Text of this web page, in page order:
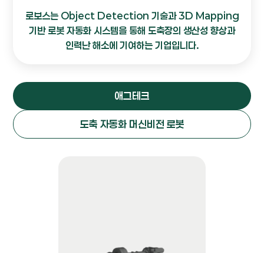
로보스는 Object Detection 기술과 3D Mapping
기반 로봇 자동화 시스템을 통해 도축장의 생산성 향상과
인력난 해소에 기여하는 기업입니다.
애그테크
도축 자동화 머신비전 로봇